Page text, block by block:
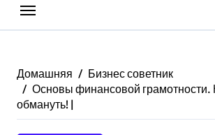
Домашняя
Бизнес советник
Основы финансовой грамотности.
обмануть! |